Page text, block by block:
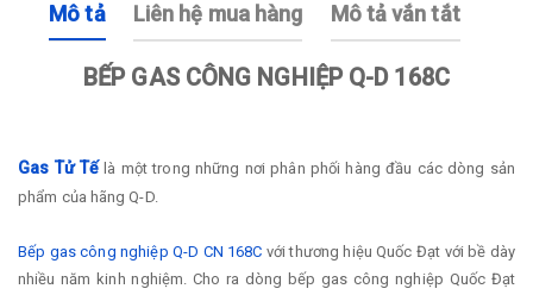
Mô tả Liên hệ mua hàng Mô tả vắn tắt
BẾP GAS CÔNG NGHIỆP Q-D 168C
Gas Tử Tếlà một trong những nơi phân phối hàng đầu các dòng sản
phẩm của hãng Q-D.
Bếp gas công nghiệp Q-D CN 168C với thương hiệu Quốc Đạt với bề dày
nhiều năm kinh nghiệm. Cho ra dòng bếp gas công nghiệp Quốc Đạt